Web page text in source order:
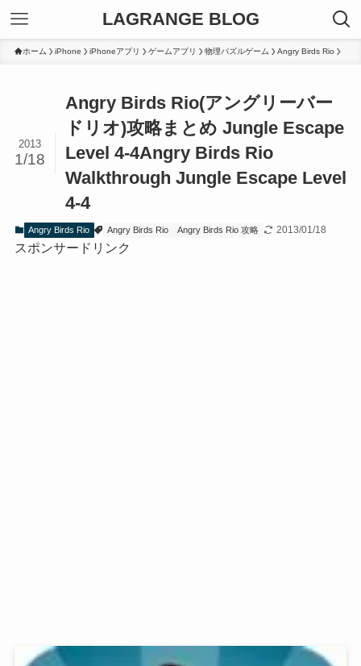
LAGRANGE BLOG
ホーム iPhone iPhoneアプリ ゲームアプリ 物理パズルゲーム Angry Birds Rio
Angry Birds Rio(アングリーバー
ドリオ)攻略まとめ Jungle Escape
Level 4-4Angry Birds Rio
Walkthrough Jungle Escape Level
4-4
2013
1/18
Angry Birds Rio Angry Birds Rio Angry Birds Rio 攻略 2013/01/18
スポンサードリンク